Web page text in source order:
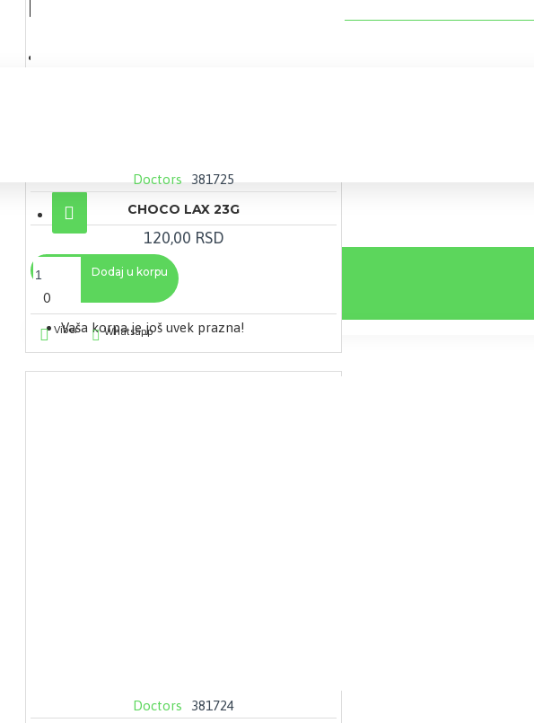
0 proizvod(a) - 0,00 RSD
0
Vaša korpa je još uvek prazna!
Doctors 381725
CHOCO LAX 23G
120,00 RSD
Dodaj u korpu
Viber Whatsapp
Doctors 381724